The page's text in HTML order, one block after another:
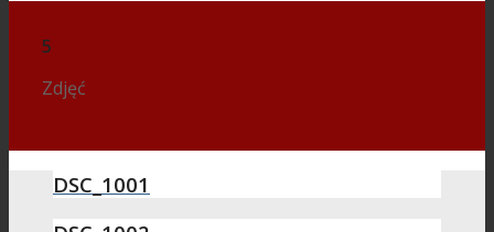
5
Zdjęć
DSC_1001